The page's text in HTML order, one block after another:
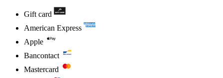
Gift card
American Express
Apple
Bancontact
Mastercard